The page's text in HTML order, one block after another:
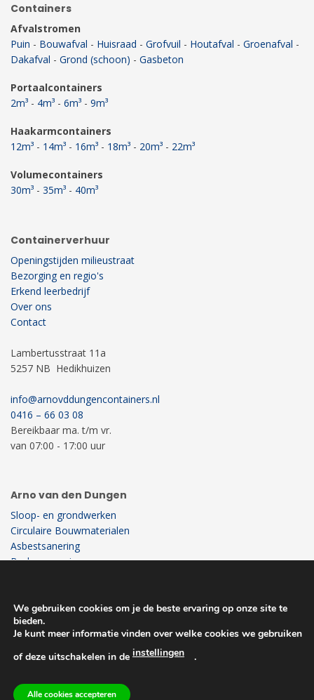
Containers
Afvalstromen
Puin - Bouwafval - Huisraad - Grofvuil - Houtafval - Groenafval -
Dakafval - Grond (schoon) - Gasbeton
Portaalcontainers
2m³ - 4m³ - 6m³ - 9m³
Haakarmcontainers
12m³ - 14m³ - 16m³ - 18m³ - 20m³ - 22m³
Volumecontainers
30m³ - 35m³ - 40m³
Containerverhuur
Openingstijden milieustraat
Bezorging en regio's
Erkend leerbedrijf
Over ons
Contact
Lambertusstraat 11a
5257 NB Hedikhuizen
info@arnovddungencontainers.nl
0416 – 66 03 08
Bereikbaar ma. t/m vr.
van 07:00 - 17:00 uur
Arno van den Dungen
Sloop- en grondwerken
Circulaire Bouwmaterialen
Asbestsanering
Bodemsanering
We gebruiken cookies om je de beste ervaring op onze site te
bieden.
Je kunt meer informatie vinden over welke cookies we gebruiken
of deze uitschakelen in de instellingen .
Alle cookies accepteren